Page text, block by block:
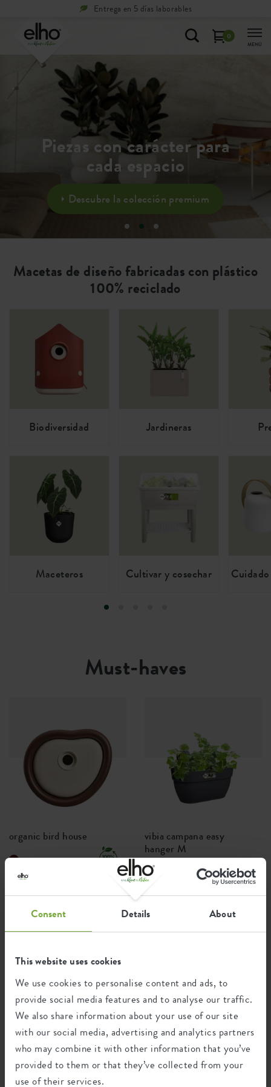
Consent Details About
This website uses cookies
We use cookies to personalise content and ads, to
provide social media features and to analyse our traffic.
We also share information about your use of our site
with our social media, advertising and analytics partners
who may combine it with other information that you’ve
provided to them or that they’ve collected from your
use of their services.
Entrega en 5 días laborables
0
MENÚ
Piezas con carácter para
cada espacio
Descubre la colección premium
Macetas de diseño fabricadas con plástico
100% reciclado
Biodiversidad
Maceteros
Jardineras
Cultivar y cosechar
Must-haves
organic bird house
22,99 €
vibia campana easy
hanger M
+4
Precio desde12,49 €
sereh high amber roll